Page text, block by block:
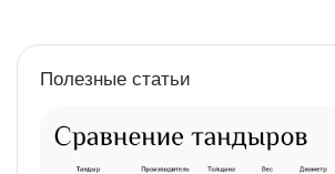
Полезные статьи